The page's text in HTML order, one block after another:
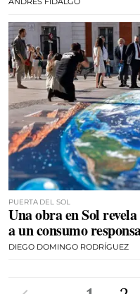
PUERTA DEL SOL
Una obra en Sol
a un consumo
DIEGO DOMINGO RODRÍGUEZ